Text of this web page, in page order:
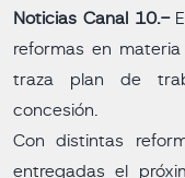
Noticias Canal 10.-
reformas en
traza plan de
concesión.
Con distintas
entregadas el